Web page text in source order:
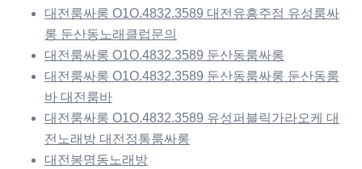
대전룸싸롱 O1O.4832.3589 대전유흥주점 유성룸싸
롱 둔산동노래클럽문의
대전룸싸롱 O1O.4832.3589 둔산동룸싸롱
대전룸싸롱 O1O.4832.3589 둔산동룸싸롱 둔산동룸
바 대전룸바
대전룸싸롱 O1O.4832.3589 유성퍼블릭가라오케 대
전노래방 대전정통룸싸롱
대전봉명동노래방